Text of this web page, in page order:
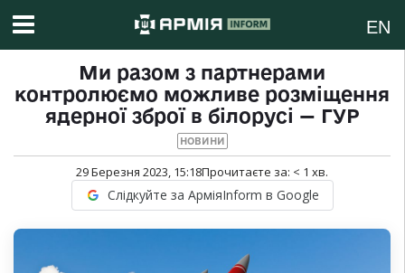
EN
Ми разом з партнерами
контролюємо можливе розміщення
ядерної зброї в білорусі — ГУР
НОВИНИ
29 Березня 2023, 15:18Прочитаєте за: < 1 хв.
Слідкуйте за АрміяInform в Google